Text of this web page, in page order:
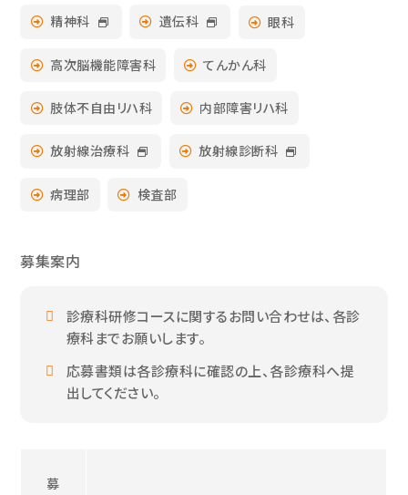
精神科 遺伝科 眼科
高次脳機能障害科 てんかん科
肢体不自由リハ科 内部障害リハ科
放射線治療科 放射線診断科
病理部 検査部
募集案内
診療科研修コースに関するお問い合わせは、各診
療科までお願いします。
応募書類は各診療科に確認の上、各診療科へ提
出してください。
募